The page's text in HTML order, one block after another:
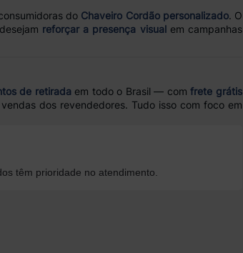
do Chaveiro Cordão personalizado. O
reforçar a presença visualem campanhas
de retirada em todo o Brasil — comfrete grátis
dos revendedores. Tudo isso com foco em
têm prioridade no atendimento.